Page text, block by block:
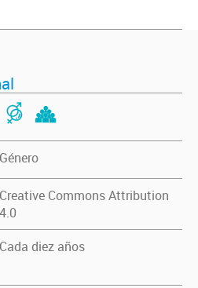
Género
Creative Commons Attribution
4.0
Cada diez años